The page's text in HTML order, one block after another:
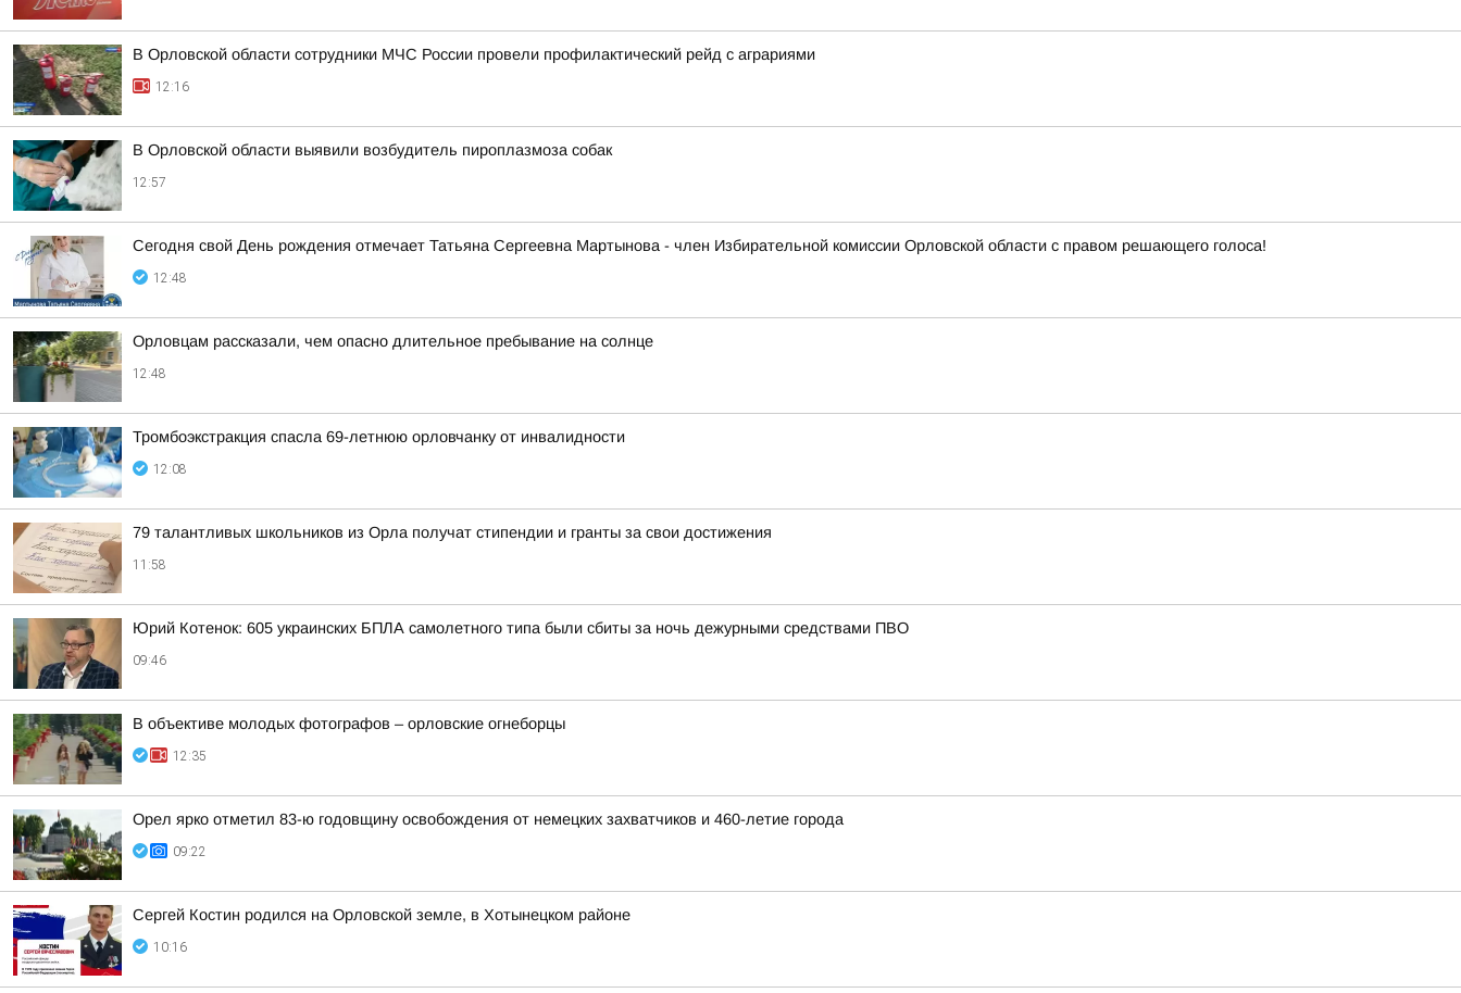
В Орловской области сотрудники МЧС России провели профилактический рейд с аграриями
12:16
В Орловской области выявили возбудитель пироплазмоза собак
12:57
Сегодня свой День рождения отмечает Татьяна Сергеевна Мартынова - член Избирательной комиссии Орловской области с правом решающего голоса!
12:48
Орловцам рассказали, чем опасно длительное пребывание на солнце
12:48
Тромбоэкстракция спасла 69-летнюю орловчанку от инвалидности
12:08
79 талантливых школьников из Орла получат стипендии и гранты за свои достижения
11:58
Юрий Котенок: 605 украинских БПЛА самолетного типа были сбиты за ночь дежурными средствами ПВО
09:46
В объективе молодых фотографов – орловские огнеборцы
12:35
Орел ярко отметил 83-ю годовщину освобождения от немецких захватчиков и 460-летие города
09:22
Сергей Костин родился на Орловской земле, в Хотынецком районе
10:16